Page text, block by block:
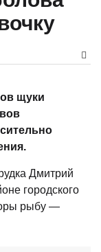
щуки
Дмитрий
городского
рыбу —